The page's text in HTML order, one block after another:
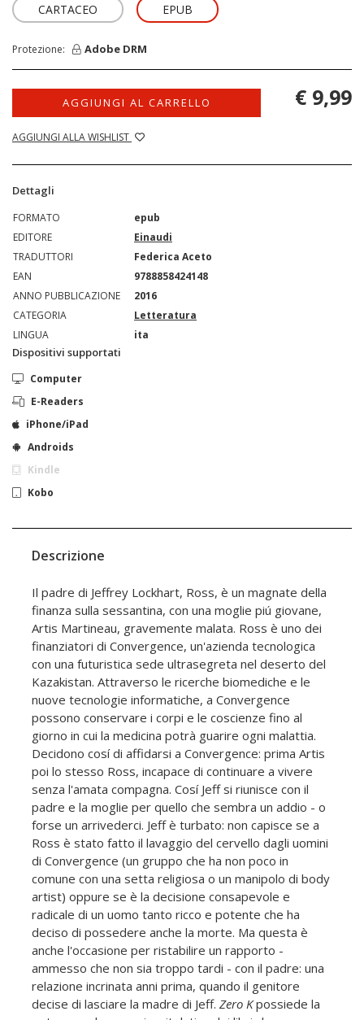
CARTACEO EPUB
Protezione: Adobe DRM
AGGIUNGI AL CARRELLO
AGGIUNGI ALLA WISHLIST
€ 9,99
Dettagli
FORMATO
epub
EDITORE
Einaudi
TRADUTTORI
Federica Aceto
EAN
9788858424148
ANNO PUBBLICAZIONE
2016
CATEGORIA
Letteratura
LINGUA
ita
Dispositivi supportati
Computer
E-Readers
iPhone/iPad
Androids
Kindle
Kobo
Descrizione
Il padre di Jeffrey Lockhart, Ross, è un magnate della
finanza sulla sessantina, con una moglie piú giovane,
Artis Martineau, gravemente malata. Ross è uno dei
finanziatori di Convergence, un'azienda tecnologica
con una futuristica sede ultrasegreta nel deserto del
Kazakistan. Attraverso le ricerche biomediche e le
nuove tecnologie informatiche, a Convergence
possono conservare i corpi e le coscienze fino al
giorno in cui la medicina potrà guarire ogni malattia.
Decidono cosí di affidarsi a Convergence: prima Artis
poi lo stesso Ross, incapace di continuare a vivere
senza l'amata compagna. Cosí Jeff si riunisce con il
padre e la moglie per quello che sembra un addio - o
forse un arrivederci. Jeff è turbato: non capisce se a
Ross è stato fatto il lavaggio del cervello dagli uomini
di Convergence (un gruppo che ha non poco in
comune con una setta religiosa o un manipolo di body
artist) oppure se è la decisione consapevole e
radicale di un uomo tanto ricco e potente che ha
deciso di possedere anche la morte. Ma questa è
anche l'occasione per ristabilire un rapporto -
ammesso che non sia troppo tardi - con il padre: una
relazione incrinata anni prima, quando il genitore
decise di lasciare la madre di Jeff. Zero Kpossiede la